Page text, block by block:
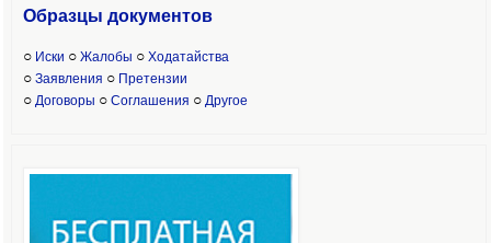
Образцы документов
○ Иски ○ Жалобы ○ Ходатайства
○ Заявления ○ Претензии
○ Договоры ○ Соглашения ○ Другое